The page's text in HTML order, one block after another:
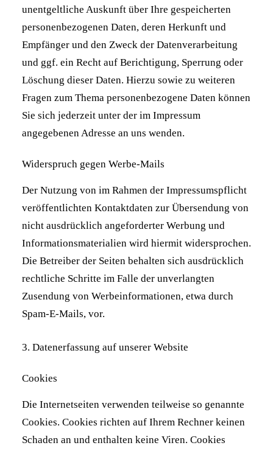
unentgeltliche Auskunft über Ihre gespeicherten
personenbezogenen Daten, deren Herkunft und
Empfänger und den Zweck der Datenverarbeitung
und ggf. ein Recht auf Berichtigung, Sperrung oder
Löschung dieser Daten. Hierzu sowie zu weiteren
Fragen zum Thema personenbezogene Daten können
Sie sich jederzeit unter der im Impressum
angegebenen Adresse an uns wenden.
Widerspruch gegen Werbe-Mails
Der Nutzung von im Rahmen der Impressumspflicht
veröffentlichten Kontaktdaten zur Übersendung von
nicht ausdrücklich angeforderter Werbung und
Informationsmaterialien wird hiermit widersprochen.
Die Betreiber der Seiten behalten sich ausdrücklich
rechtliche Schritte im Falle der unverlangten
Zusendung von Werbeinformationen, etwa durch
Spam-E-Mails, vor.
3. Datenerfassung auf unserer Website
Cookies
Die Internetseiten verwenden teilweise so genannte
Cookies. Cookies richten auf Ihrem Rechner keinen
Schaden an und enthalten keine Viren. Cookies